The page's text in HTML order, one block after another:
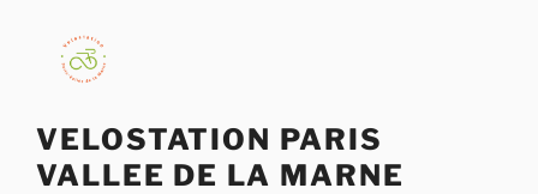
contenu
VELOSTATION PARIS
VALLEE DE LA MARNE